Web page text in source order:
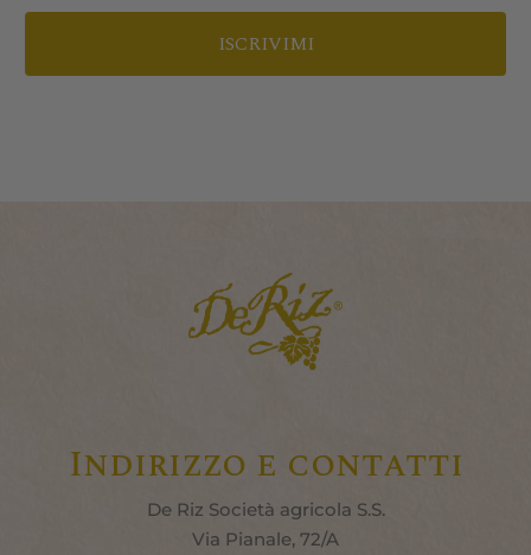
ISCRIVIMI
Indirizzo e contatti
De Riz Società agricola S.S.
Via Pianale, 72/A